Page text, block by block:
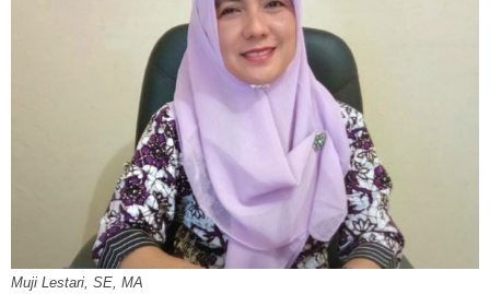
Muji Lestari, SE, MA